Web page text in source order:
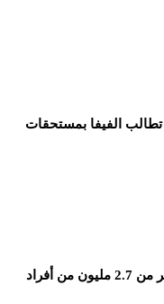
مدن مونديال 2026 تطالب الفيفا بمستحقات
المغرب يستقبل أكثر من 2.7 مليون من أفراد